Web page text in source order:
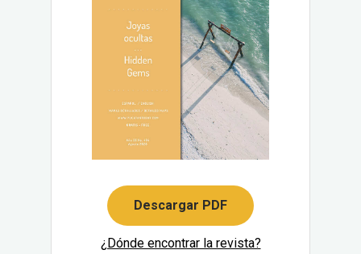
Descargar PDF
¿Dónde encontrar la revista?